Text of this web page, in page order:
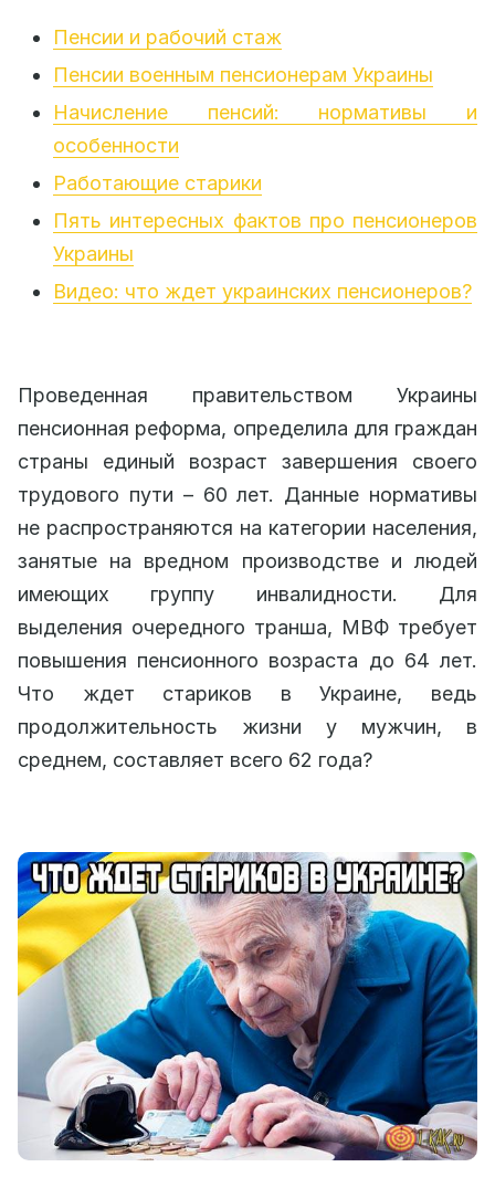
Пенсии и рабочий стаж
Пенсии военным пенсионерам Украины
Начисление пенсий: нормативы и
особенности
Работающие старики
Пять интересных фактов про пенсионеров
Украины
Видео: что ждет украинских пенсионеров?
Проведенная правительством Украины
пенсионная реформа, определила для граждан
страны единый возраст завершения своего
трудового пути – 60 лет. Данные нормативы
не распространяются на категории населения,
занятые на вредном производстве и людей
имеющих группу инвалидности. Для
выделения очередного транша, МВФ требует
повышения пенсионного возраста до 64 лет.
Что ждет стариков в Украине, ведь
продолжительность жизни у мужчин, в
среднем, составляет всего 62 года?